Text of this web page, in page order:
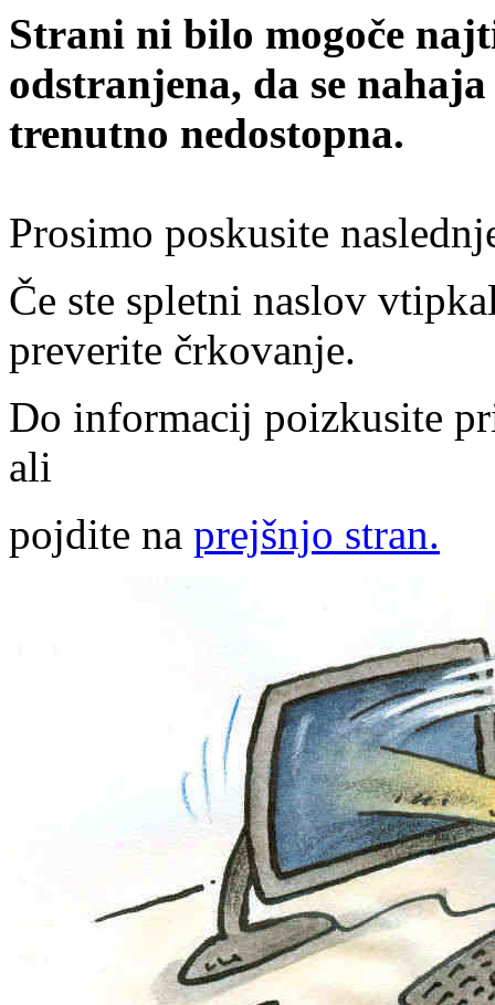
Strani ni bilo mogoče
odstranjena, da se
trenutno nedostopna.
Prosimo poskusite
Če ste spletni naslov
preverite črkovanje.
Do informacij poizkusite
ali
pojdite na prejšnjo stran.